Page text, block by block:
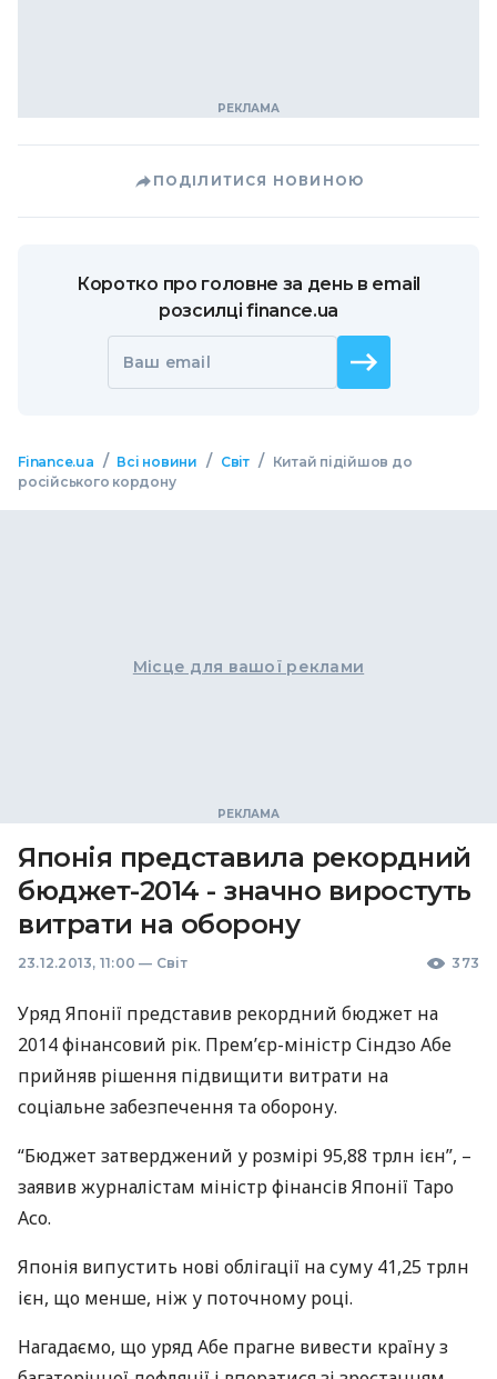
ПОДІЛИТИСЯ НОВИНОЮ
Коротко про головне за день в email
розсилці finance.ua
Ваш email
Finance.ua / Всі новини / Світ /
Китай підійшов до
російського кордону
Місце для вашої реклами
Японія представила рекордний
бюджет-2014 - значно виростуть
витрати на оборону
23.12.2013, 11:00 — Світ 373
Уряд Японії представив рекордний бюджет на
2014 фінансовий рік. Прем’єр-міністр Сіндзо Абе
прийняв рішення підвищити витрати на
соціальне забезпечення та оборону.
“Бюджет затверджений у розмірі 95,88 трлн ієн”, –
заявив журналістам міністр фінансів Японії Таро
Асо.
Японія випустить нові облігації на суму 41,25 трлн
ієн, що менше, ніж у поточному році.
Нагадаємо, що уряд Абе прагне вивести країну з